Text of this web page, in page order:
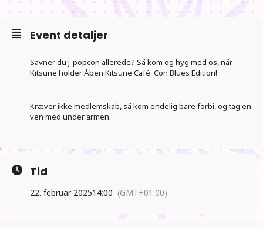
Event detaljer
Savner du j-popcon allerede? Så kom og hyg med os, når
Kitsune holder Åben Kitsune Café: Con Blues Edition!
Kræver ikke medlemskab, så kom endelig bare forbi, og tag en
ven med under armen.
Tid
22. februar 202514:00 (GMT+01:00)